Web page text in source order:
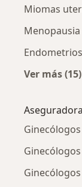
Miomas
Ver más (15)